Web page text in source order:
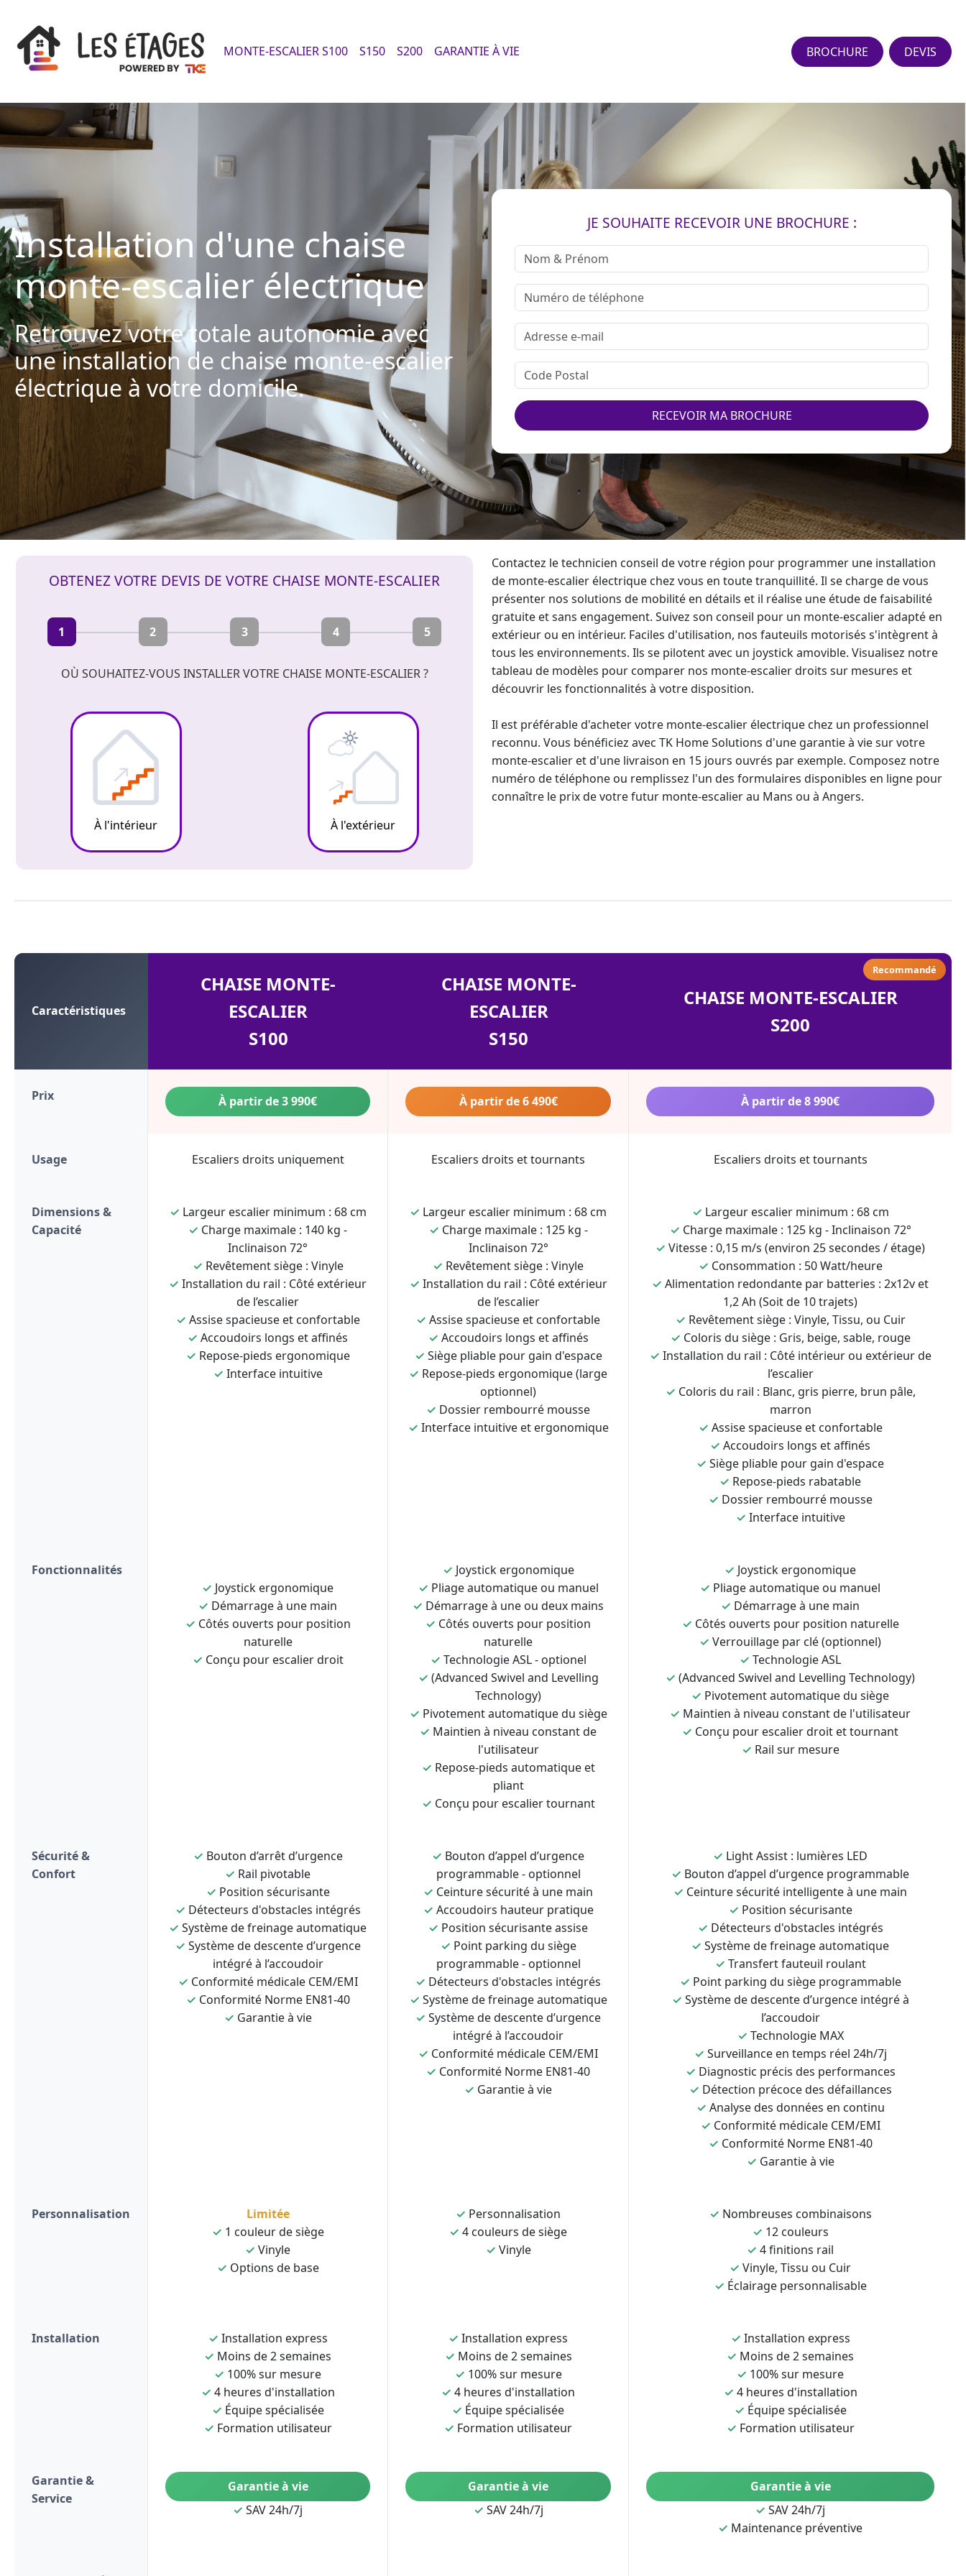
MONTE-ESCALIER S100 S150 S200 GARANTIE À VIE BROCHURE DEVIS
Installation d'une chaise
monte-escalier électrique
Retrouvez votre totale autonomie avec
une installation de chaise monte-escalier
électrique à votre domicile.
JE SOUHAITE RECEVOIR UNE BROCHURE :
RECEVOIR MA BROCHURE
OBTENEZ VOTRE DEVIS DE VOTRE CHAISE MONTE-ESCALIER
1 2 3 4 5
OÙ SOUHAITEZ-VOUS INSTALLER VOTRE CHAISE MONTE-ESCALIER ?
À l'intérieur À l'extérieur
Contactez le technicien conseil de votre région pour programmer une installation
de monte-escalier électrique chez vous en toute tranquillité. Il se charge de vous
présenter nos solutions de mobilité en détails et il réalise une étude de faisabilité
gratuite et sans engagement. Suivez son conseil pour un monte-escalieradapté en
extérieur ou en intérieur. Faciles d'utilisation, nos fauteuils motorisés s'intègrent à
tous les environnements. Ils se pilotent avec un joystick amovible. Visualisez notre
tableau de modèles pour comparer nos monte-escalierdroits sur mesures et
découvrir les fonctionnalités à votre disposition.
Il est préférable d'acheter votre monte-escalier électrique chez un professionnel
reconnu. Vous bénéficiez avec TK Home Solutions d'une garantie à viesur votre
monte-escalier et d'une livraison en 15 jours ouvrés par exemple. Composez notre
numéro de téléphone ou remplissez l'un des formulaires disponibles en ligne pour
connaître le prix de votre futur monte-escalier au Mans ou à Angers.
Caractéristiques
CHAISE MONTE-
ESCALIER
S100
CHAISE MONTE-
ESCALIER
S150
CHAISE MONTE-ESCALIER
S200
Recommandé
Prix À partir de 3 990€ À partir de 6 490€ À partir de 8 990€
Usage Escaliers droits uniquement Escaliers droits et tournants Escaliers droits et tournants
Dimensions &
Capacité
✓ Largeur escalier minimum : 68 cm
✓ Charge maximale : 140 kg -
Inclinaison 72°
✓ Revêtement siège : Vinyle
✓ Installation du rail : Côté extérieur
de l’escalier
✓ Assise spacieuse et confortable
✓ Accoudoirs longs et affinés
✓ Repose-pieds ergonomique
✓ Interface intuitive
✓ Largeur escalier minimum : 68 cm
✓ Charge maximale : 125 kg -
Inclinaison 72°
✓ Revêtement siège : Vinyle
✓ Installation du rail : Côté extérieur
de l’escalier
✓ Assise spacieuse et confortable
✓ Accoudoirs longs et affinés
✓ Siège pliable pour gain d'espace
✓ Repose-pieds ergonomique (large
optionnel)
✓ Dossier rembourré mousse
✓ Interface intuitive et ergonomique
✓ Largeur escalier minimum : 68 cm
✓ Charge maximale : 125 kg - Inclinaison 72°
✓ Vitesse : 0,15 m/s (environ 25 secondes / étage)
✓ Consommation : 50 Watt/heure
✓ Alimentation redondante par batteries : 2x12v et
1,2 Ah (Soit de 10 trajets)
✓ Revêtement siège : Vinyle, Tissu, ou Cuir
✓ Coloris du siège : Gris, beige, sable, rouge
✓ Installation du rail : Côté intérieur ou extérieur de
l’escalier
✓ Coloris du rail : Blanc, gris pierre, brun pâle,
marron
✓ Assise spacieuse et confortable
✓ Accoudoirs longs et affinés
✓ Siège pliable pour gain d'espace
✓ Repose-pieds rabatable
✓ Dossier rembourré mousse
✓ Interface intuitive
Fonctionnalités
✓ Joystick ergonomique
✓ Démarrage à une main
✓ Côtés ouverts pour position
naturelle
✓ Conçu pour escalier droit
✓ Joystick ergonomique
✓ Pliage automatique ou manuel
✓ Démarrage à une ou deux mains
✓ Côtés ouverts pour position
naturelle
✓ Technologie ASL - optionel
✓ (Advanced Swivel and Levelling
Technology)
✓ Pivotement automatique du siège
✓ Maintien à niveau constant de
l'utilisateur
✓ Repose-pieds automatique et
pliant
✓ Conçu pour escalier tournant
✓ Joystick ergonomique
✓ Pliage automatique ou manuel
✓ Démarrage à une main
✓ Côtés ouverts pour position naturelle
✓ Verrouillage par clé (optionnel)
✓ Technologie ASL
✓ (Advanced Swivel and Levelling Technology)
✓ Pivotement automatique du siège
✓ Maintien à niveau constant de l'utilisateur
✓ Conçu pour escalier droit et tournant
✓ Rail sur mesure
Sécurité &
Confort
✓ Bouton d’arrêt d’urgence
✓ Rail pivotable
✓ Position sécurisante
✓ Détecteurs d'obstacles intégrés
✓ Système de freinage automatique
✓ Système de descente d’urgence
intégré à l’accoudoir
✓ Conformité médicale CEM/EMI
✓ Conformité Norme EN81-40
✓ Garantie à vie
✓ Bouton d’appel d’urgence
programmable - optionnel
✓ Ceinture sécurité à une main
✓ Accoudoirs hauteur pratique
✓ Position sécurisante assise
✓ Point parking du siège
programmable - optionnel
✓ Détecteurs d'obstacles intégrés
✓ Système de freinage automatique
✓ Système de descente d’urgence
intégré à l’accoudoir
✓ Conformité médicale CEM/EMI
✓ Conformité Norme EN81-40
✓ Garantie à vie
✓ Light Assist : lumières LED
✓ Bouton d’appel d’urgence programmable
✓ Ceinture sécurité intelligente à une main
✓ Position sécurisante
✓ Détecteurs d'obstacles intégrés
✓ Système de freinage automatique
✓ Transfert fauteuil roulant
✓ Point parking du siège programmable
✓ Système de descente d’urgence intégré à
l’accoudoir
✓ Technologie MAX
✓ Surveillance en temps réel 24h/7j
✓ Diagnostic précis des performances
✓ Détection précoce des défaillances
✓ Analyse des données en continu
✓ Conformité médicale CEM/EMI
✓ Conformité Norme EN81-40
✓ Garantie à vie
Personnalisation
Limitée
✓ 1 couleur de siège
✓ Vinyle
✓ Options de base
✓ Personnalisation
✓ 4 couleurs de siège
✓ Vinyle
✓ Nombreuses combinaisons
✓ 12 couleurs
✓ 4 finitions rail
✓ Vinyle, Tissu ou Cuir
✓ Éclairage personnalisable
Installation ✓ Installation express
✓ Moins de 2 semaines
✓ 100% sur mesure
✓ 4 heures d'installation
✓ Équipe spécialisée
✓ Formation utilisateur
✓ Installation express
✓ Moins de 2 semaines
✓ 100% sur mesure
✓ 4 heures d'installation
✓ Équipe spécialisée
✓ Formation utilisateur
✓ Installation express
✓ Moins de 2 semaines
✓ 100% sur mesure
✓ 4 heures d'installation
✓ Équipe spécialisée
✓ Formation utilisateur
Garantie &
Service
Garantie à vie
✓ SAV 24h/7j
Garantie à vie
✓ SAV 24h/7j
Garantie à vie
✓ SAV 24h/7j
✓ Maintenance préventive